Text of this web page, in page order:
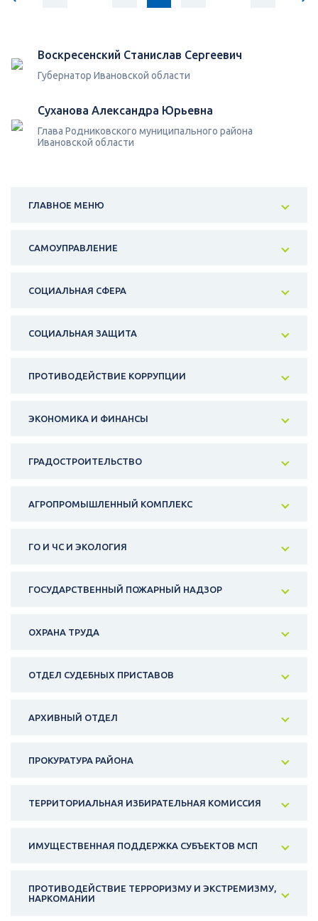
Воскресенский Станислав Сергеевич
Губернатор Ивановской области
Суханова Александра Юрьевна
Глава Родниковского муниципального района
Ивановской области
ГЛАВНОЕ МЕНЮ
САМОУПРАВЛЕНИЕ
СОЦИАЛЬНАЯ СФЕРА
СОЦИАЛЬНАЯ ЗАЩИТА
ПРОТИВОДЕЙСТВИЕ КОРРУПЦИИ
ЭКОНОМИКА И ФИНАНСЫ
ГРАДОСТРОИТЕЛЬСТВО
АГРОПРОМЫШЛЕННЫЙ КОМПЛЕКС
ГО И ЧС И ЭКОЛОГИЯ
ГОСУДАРСТВЕННЫЙ ПОЖАРНЫЙ НАДЗОР
ОХРАНА ТРУДА
ОТДЕЛ СУДЕБНЫХ ПРИСТАВОВ
АРХИВНЫЙ ОТДЕЛ
ПРОКУРАТУРА РАЙОНА
ТЕРРИТОРИАЛЬНАЯ ИЗБИРАТЕЛЬНАЯ КОМИССИЯ
ИМУЩЕСТВЕННАЯ ПОДДЕРЖКА СУБЪЕКТОВ МСП
ПРОТИВОДЕЙСТВИЕ ТЕРРОРИЗМУ И ЭКСТРЕМИЗМУ,
НАРКОМАНИИ